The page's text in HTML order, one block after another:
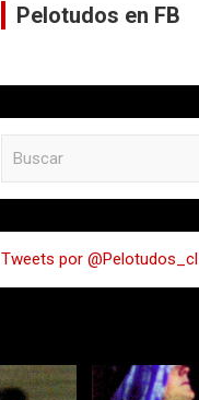
Pelotudos en FB
a
r
Tweets por @Pelotudos_cl